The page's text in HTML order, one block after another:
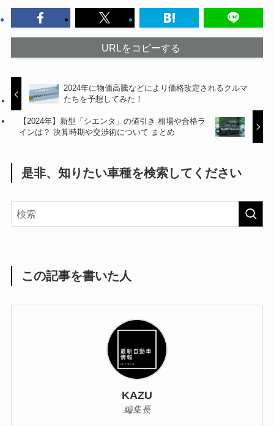
URLをコピーする
2024年に物価高騰などにより価格改定されるクルマ
たちを予想してみた！
【2024年】新型「シエンタ」の値引き 相場や合格ラ
インは？ 決算時期や交渉術について まとめ
是非、知りたい車種を検索してください
この記事を書いた人
KAZU
編集長